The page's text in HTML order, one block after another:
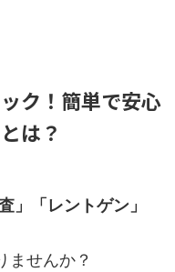
ク！簡単で安心
は？
」「レントゲン」
ませんか？